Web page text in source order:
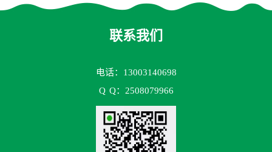
联系我们
电话：13003140698
Q Q：2508079966